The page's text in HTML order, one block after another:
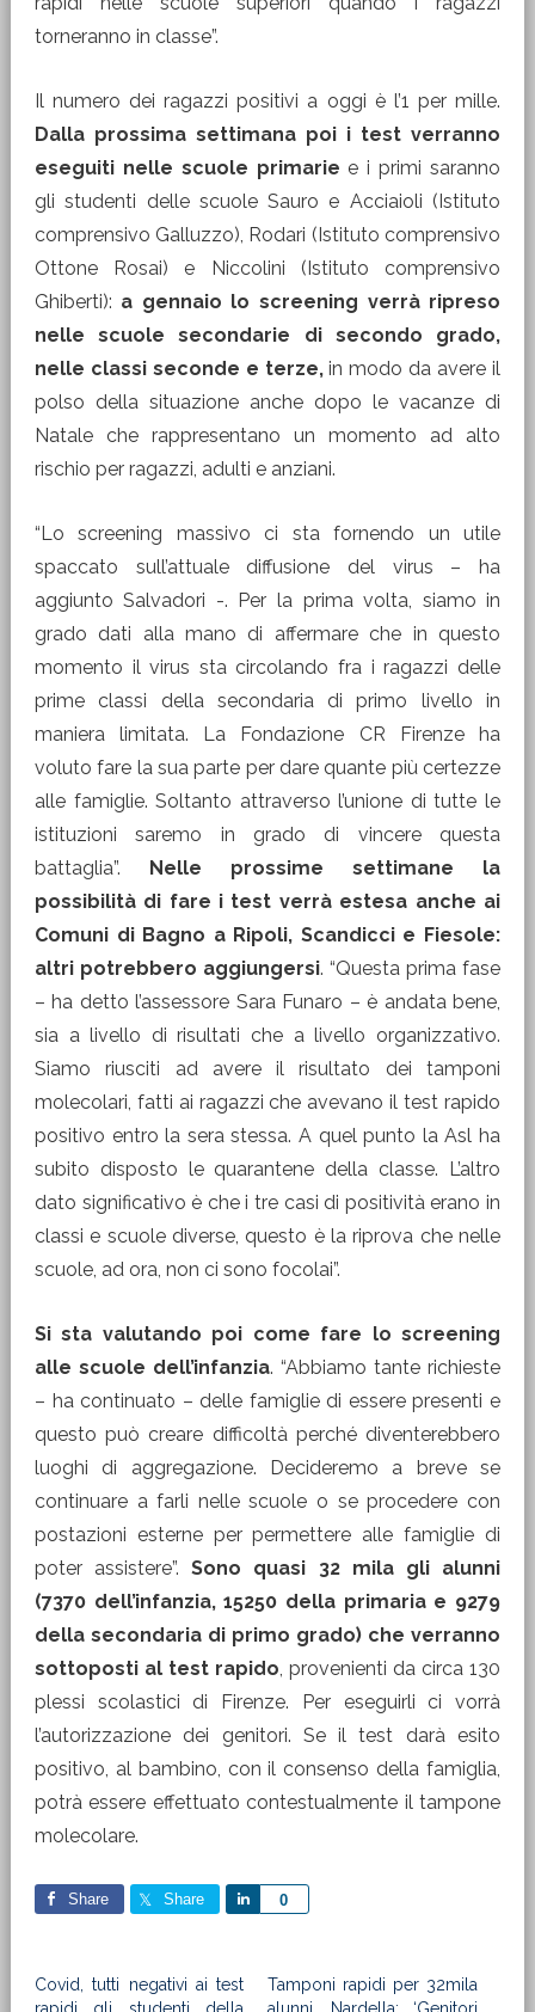
torneranno in classe”.
Il numero dei ragazzi positivi a oggi è l’1 per mille.
Dalla prossima settimana poi i test verranno
eseguiti nelle scuole primarie e i primi saranno
gli studenti delle scuole Sauro e Acciaioli (Istituto
comprensivo Galluzzo), Rodari (Istituto comprensivo
Ottone Rosai) e Niccolini (Istituto comprensivo
Ghiberti): a gennaio lo screening verrà ripreso
nelle scuole secondarie di secondo grado,
nelle classi seconde e terze,in modo da avere il
polso della situazione anche dopo le vacanze di
Natale che rappresentano un momento ad alto
rischio per ragazzi, adulti e anziani.
“Lo screening massivo ci sta fornendo un utile
spaccato sull’attuale diffusione del virus – ha
aggiunto Salvadori -. Per la prima volta, siamo in
grado dati alla mano di affermare che in questo
momento il virus sta circolando fra i ragazzi delle
prime classi della secondaria di primo livello in
maniera limitata. La Fondazione CR Firenze ha
voluto fare la sua parte per dare quante più certezze
alle famiglie. Soltanto attraverso l’unione di tutte le
istituzioni saremo in grado di vincere questa
battaglia”. Nelle prossime settimane la
possibilità di fare i test verrà estesa anche ai
Comuni di Bagno a Ripoli, Scandicci e Fiesole:
altri potrebbero aggiungersi. “Questa prima fase
– ha detto l’assessore Sara Funaro – è andata bene,
sia a livello di risultati che a livello organizzativo.
Siamo riusciti ad avere il risultato dei tamponi
molecolari, fatti ai ragazzi che avevano il test rapido
positivo entro la sera stessa. A quel punto la Asl ha
subito disposto le quarantene della classe. L’altro
dato significativo è che i tre casi di positività erano in
classi e scuole diverse, questo è la riprova che nelle
scuole, ad ora, non ci sono focolai”.
Si sta valutando poi come fare lo screening
alle scuole dell’infanzia. “Abbiamo tante richieste
– ha continuato – delle famiglie di essere presenti e
questo può creare difficoltà perché diventerebbero
luoghi di aggregazione. Decideremo a breve se
continuare a farli nelle scuole o se procedere con
postazioni esterne per permettere alle famiglie di
poter assistere”.Sono quasi 32 mila gli alunni
(7370 dell’infanzia, 15250 della primaria e 9279
della secondaria di primo grado) che verranno
sottoposti al test rapido, provenienti da circa 130
plessi scolastici di Firenze. Per eseguirli ci vorrà
l’autorizzazione dei genitori. Se il test darà esito
positivo, al bambino, con il consenso della famiglia,
potrà essere effettuato contestualmente il tampone
molecolare.
Share Share 0
Share
Covid, tutti negativi ai test
Tamponi rapidi per 32mila